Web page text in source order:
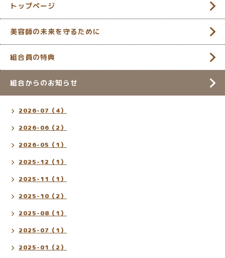
トップページ
美容師の未来を守るために
組合員の特典
組合からのお知らせ
2026-07（4）
2026-06（2）
2026-05（1）
2025-12（1）
2025-11（1）
2025-10（2）
2025-08（1）
2025-07（1）
2025-01（2）